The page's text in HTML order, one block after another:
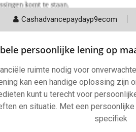
Cashadvancepaydayp9ecom
persoonlijke lening op
ruimte nodig voor
kan een handige oplossing zijn
kunt u terecht voor
en situatie. Met een
specifiek